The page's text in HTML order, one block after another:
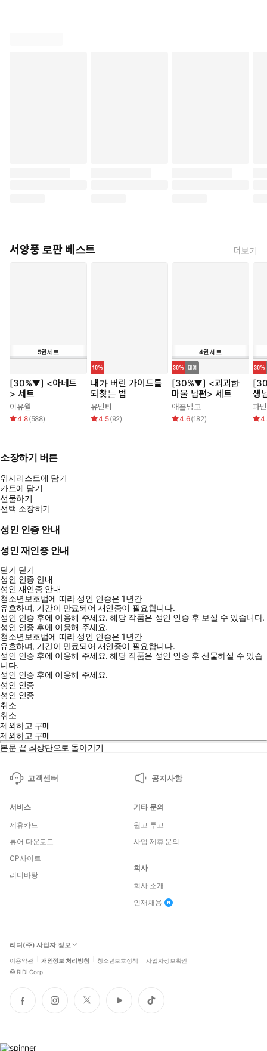
서양풍 로판 베스트 더보기
5권세트
[30%▼] <아네트
> 세트
이유월
4.8(588)
내가 버린 가이드를
되찾는 법
유민티
4.5(92)
4권세트
[30%▼] <괴괴한
마물 남편> 세트
애플망고
4.6(182)
생
파
소장하기 버튼
위시리스트에 담기
카트에 담기
선물하기
선택 소장하기
성인 인증 안내
성인 재인증 안내
닫기 닫기
성인 인증 안내
성인 재인증 안내
청소년보호법에 따라 성인 인증은 1년간
유효하며, 기간이 만료되어 재인증이 필요합니다.
성인 인증 후에 이용해 주세요.해당 작품은 성인 인증 후 보실 수 있습니다.
성인 인증 후에 이용해 주세요.
청소년보호법에 따라 성인 인증은 1년간
유효하며, 기간이 만료되어 재인증이 필요합니다.
성인 인증 후에 이용해 주세요.해당 작품은 성인 인증 후 선물하실 수 있습
니다.
성인 인증 후에 이용해 주세요.
성인 인증
성인 인증
취소
취소
제외하고 구매
제외하고 구매
본문 끝 최상단으로 돌아가기
고객센터 공지사항
서비스
제휴카드
뷰어 다운로드
CP사이트
리디바탕
기타 문의
원고 투고
사업 제휴 문의
회사
회사 소개
인재채용
리디(주) 사업자 정보
이용약관 개인정보 처리방침 청소년보호정책 사업자정보확인
© RIDI Corp.
페
이
인
스
트
위
유
튜
틱
톡